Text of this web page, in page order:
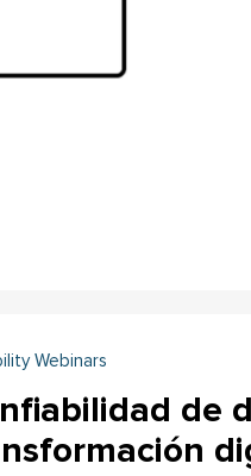
Webinars
de